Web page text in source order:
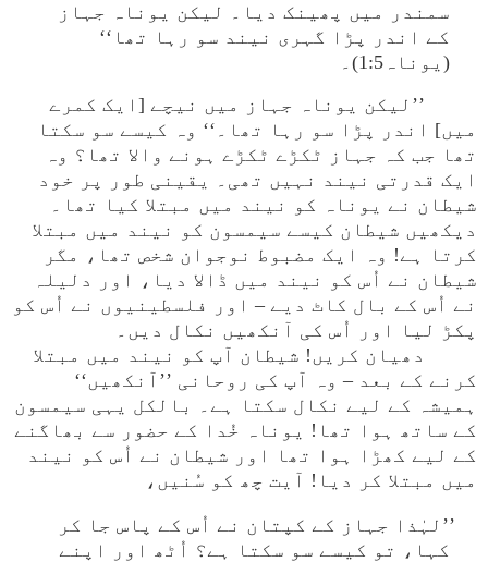
سمندر میں پھینک دیا۔ لیکن یوناہ جہاز
کے اندر پڑا گہری نیند سو رہا تھا‘‘
(یوناہ1:5)۔
’’لیکن یوناہ جہاز میں نیچے [ایک کمرے
میں] اندر پڑا سو رہا تھا۔‘‘ وہ کیسے سو سکتا
تھا جب کہ جہاز ٹکڑے ٹکڑے ہونے والا تھا؟ وہ
ایک قدرتی نیند نہیں تھی۔ یقینی طور پر خود
شیطان نے یوناہ کو نیند میں مبتلا کیا تھا۔
دیکھیں شیطان کیسے سیمسون کو نیند میں مبتلا
کرتا ہے! وہ ایک مضبوط نوجوان شخص تھا، مگر
شیطان نے اُس کو نیند میں ڈالا دیا، اور دلیلہ
نے اُس کے بال کاٹ دیے – اور فلسطینیوں نے اُس کو
پکڑ لیا اور اُس کی آنکھیں نکال دیں۔
دھیان کریں! شیطان آپ کو نیند میں مبتلا
کرنے کے بعد – وہ آپ کی روحانی ’’آنکھیں‘‘
ہمیشہ کے لیے نکال سکتا ہے۔ بالکل یہی سیمسون
کے ساتھ ہوا تھا! یوناہ خُدا کے حضور سے بھاگنے
کے لیے کھڑا ہوا تھا اور شیطان نے اُس کو نیند
میں مبتلا کر دیا! آیت چھ کو سُنیں،
’’لہٰذا جہاز کے کپتان نے اُس کے پاس جا کر
کہا، تو کیسے سو سکتا ہے؟ اُٹھ اور اپنے